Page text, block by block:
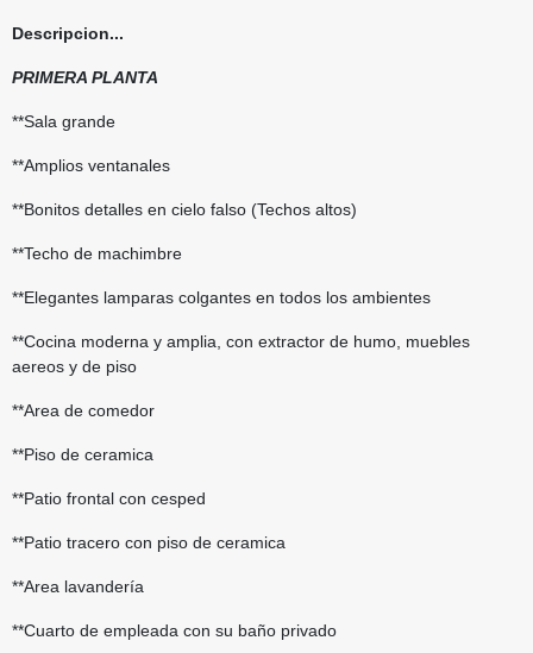
Descripcion...
PRIMERA PLANTA
**Sala grande
**Amplios ventanales
**Bonitos detalles en cielo falso (Techos altos)
**Techo de machimbre
**Elegantes lamparas colgantes en todos los ambientes
**Cocina moderna y amplia, con extractor de humo, muebles
aereos y de piso
**Area de comedor
**Piso de ceramica
**Patio frontal con cesped
**Patio tracero con piso de ceramica
**Area lavandería
**Cuarto de empleada con su baño privado